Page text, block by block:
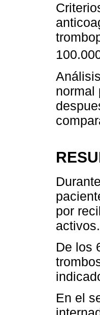
normal
por
activos.
De los
En el